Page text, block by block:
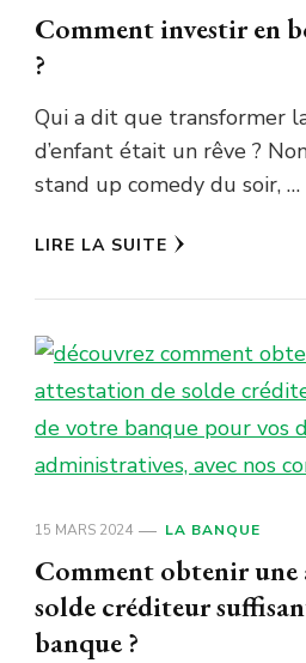
Comment investir en
?
Qui a dit que transformer
d’enfant était un rêve ?
stand up comedy du soir, …
LIRE LA SUITE
15 MARS 2024 LA BANQUE
Comment obtenir
solde créditeur
banque ?